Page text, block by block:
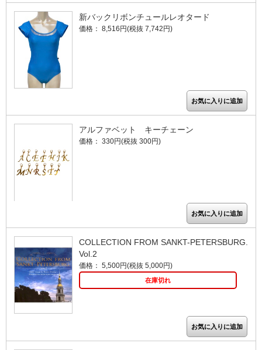
新バックリボンチュールレオタード
価格： 8,516円(税抜 7,742円)
アルファベット キーチェーン
価格： 330円(税抜 300円)
COLLECTION FROM SANKT-PETERSBURG.
Vol.2
価格： 5,500円(税抜 5,000円)
在庫切れ